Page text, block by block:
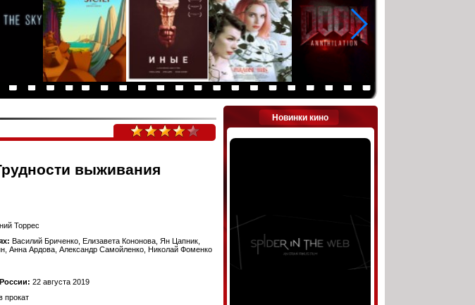
выживания
Торрес
Василий Бриченко, Елизавета Кононова, Ян Цапник,
Анна Ардова, Александр Самойленко, Николай Фоменко
22 августа 2019
прокат
Новинки кино